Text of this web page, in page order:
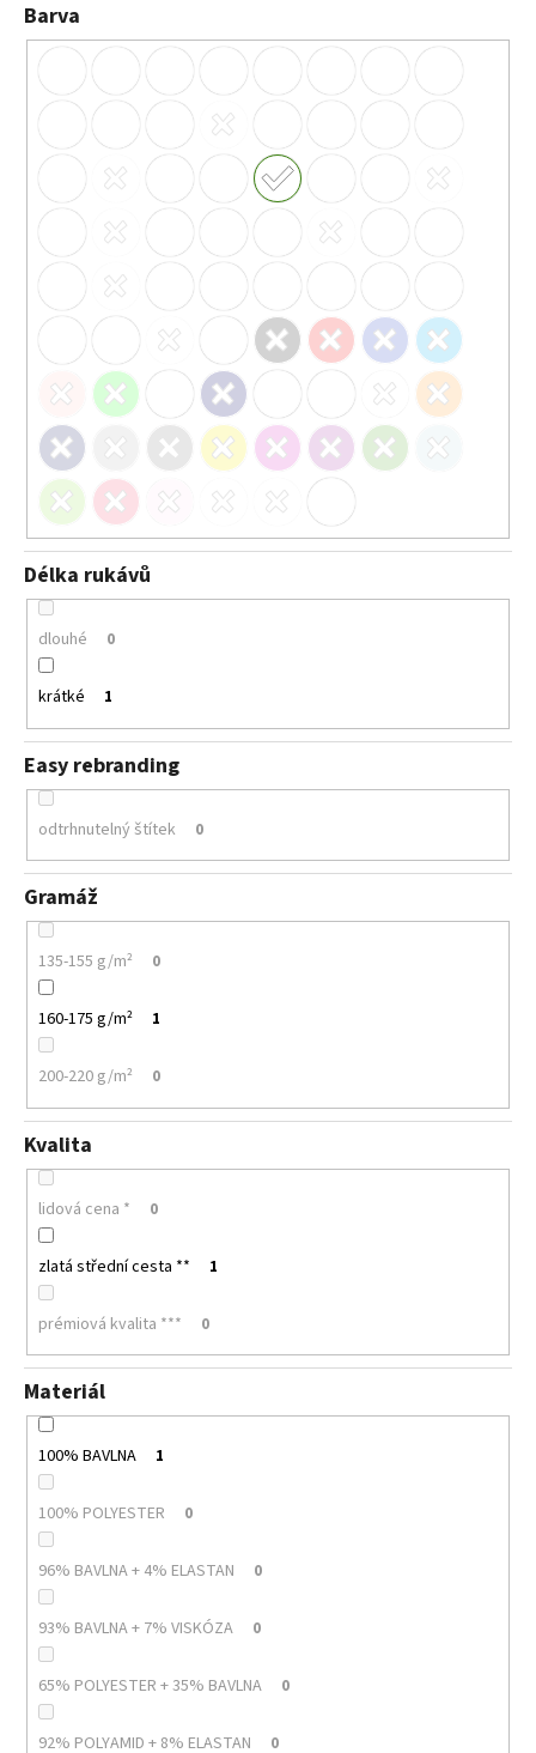
Barva
Délka rukávů
dlouhé 0
krátké 1
Easy rebranding
odtrhnutelný štítek 0
Gramáž
135-155 g/m² 0
160-175 g/m² 1
200-220 g/m² 0
Kvalita
lidová cena * 0
zlatá střední cesta ** 1
prémiová kvalita *** 0
Materiál
100% BAVLNA 1
100% POLYESTER 0
96% BAVLNA + 4% ELASTAN 0
93% BAVLNA + 7% VISKÓZA 0
65% POLYESTER + 35% BAVLNA 0
92% POLYAMID + 8% ELASTAN 0